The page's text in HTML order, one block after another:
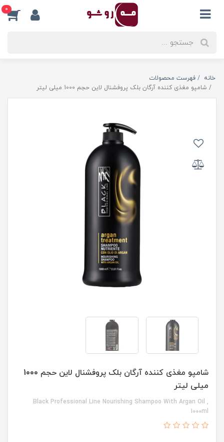
0
خانه
فهرست محصولات
شامپو مغذی کننده آرگان بلک پروفشنال لاین حجم 1000 میلی لیتر
شامپو مغذی کننده آرگان بلک پروفشنال لاین حجم 1000
میلی لیتر
Black Professional Line Nourishing Shampoo With Argan Oil ,
1000ml